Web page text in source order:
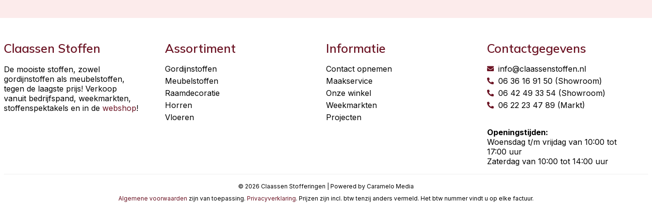
Claassen Stoffen
De mooiste stoffen, zowel
gordijnstoffen als meubelstoffen,
tegen de laagste prijs! Verkoop
vanuit bedrijfspand, weekmarkten,
stoffenspektakels en in de webshop!
Assortiment
Gordijnstoffen
Meubelstoffen
Raamdecoratie
Horren
Vloeren
Informatie
Contact opnemen
Maakservice
Onze winkel
Weekmarkten
Projecten
Contactgegevens
info@claassenstoffen.nl
06 36 16 91 50 (Showroom)
06 42 49 33 54 (Showroom)
06 22 23 47 89 (Markt)
Openingstijden:
Woensdag t/m vrijdag van 10:00 tot
17:00 uur
Zaterdag van 10:00 tot 14:00 uur
© 2026 Claassen Stofferingen | Powered by Caramelo Media
Algemene voorwaarden zijn van toepassing. Privacyverklaring. Prijzen zijn incl. btw tenzij anders vermeld. Het btw nummer vindt u op elke factuur.